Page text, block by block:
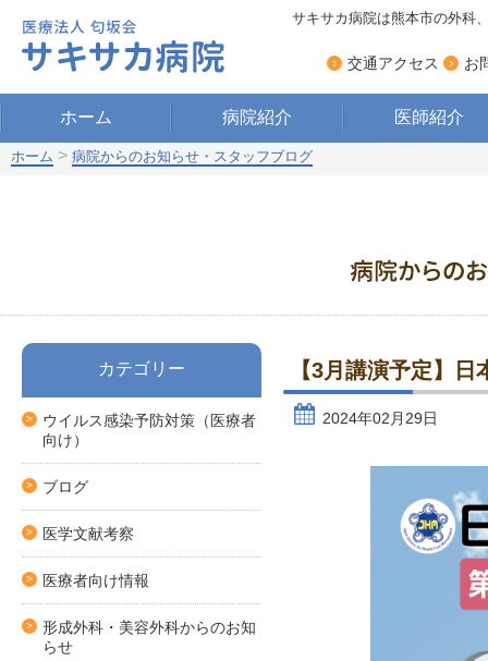
サキサカ病院は熊本市の外科
› 交通アクセス › お
ホーム 病院紹介 医師紹介
ホーム > 病院からのお知らせ・スタッフブログ
カテゴリー
ウイルス感染予防対策（医療者
向け）
ブログ
医学文献考察
医療者向け情報
形成外科・美容外科からのお知
らせ
【3月講演予定】
2024年02月29日